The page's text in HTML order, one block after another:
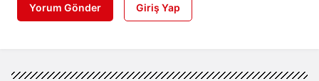
Yorum Gönder Giriş Yap